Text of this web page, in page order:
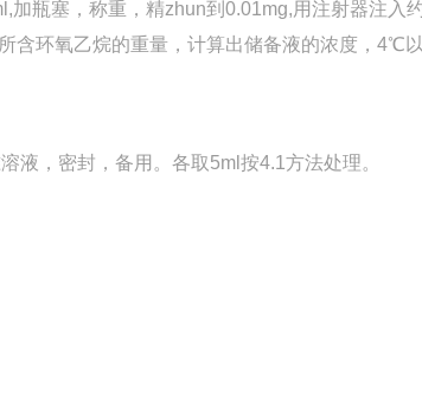
加瓶塞，称重，精zhun到0.01mg,用注射器注入
含环氧乙烷的重量，计算出储备液的浓度，4℃以
液，密封，备用。各取5ml按4.1方法处理。